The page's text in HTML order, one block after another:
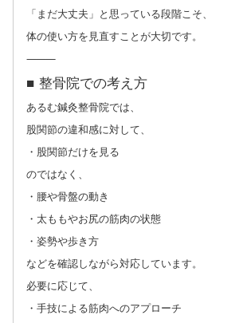
「まだ大丈夫」と思っている段階こそ、
体の使い方を見直すことが大切です。
⸻
■ 整骨院での考え方
あるむ鍼灸整骨院では、
股関節の違和感に対して、
・股関節だけを見る
のではなく、
・腰や骨盤の動き
・太ももやお尻の筋肉の状態
・姿勢や歩き方
などを確認しながら対応しています。
必要に応じて、
・手技による筋肉へのアプローチ